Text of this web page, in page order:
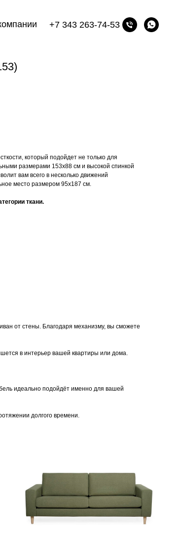
+7 343 263-74-53
который подойдет не только для
размерами 153х88 см и высокой спинкой
вам всего в несколько движений
место размером 95х187 см.
ткани.
от стены. Благодаря механизму, вы сможете
в интерьер вашей квартиры или дома.
идеально подойдёт именно для вашей
долгого времени.